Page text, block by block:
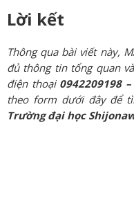
Lời kết
Thông qua bài viết này,
đủ thông tin tổng quan
điện thoại 0942209198
theo form dưới đây để
Trường đại học